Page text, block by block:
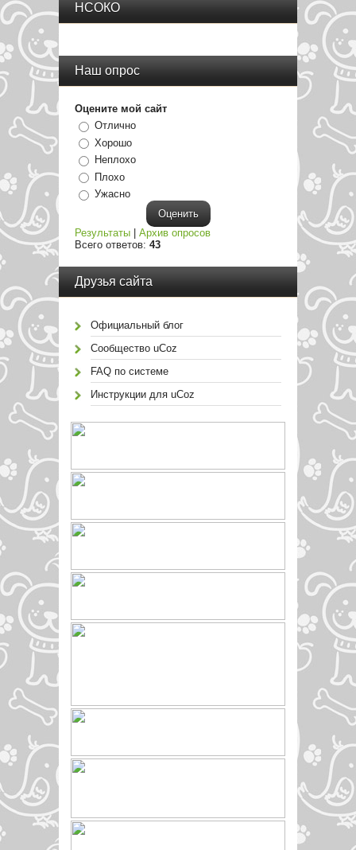
НСОКО
Наш опрос
Оцените мой сайт
Отлично
Хорошо
Неплохо
Плохо
Ужасно
Результаты
Архив опросов
Всего ответов: 43
Друзья сайта
Официальный блог
Сообщество uCoz
FAQ по системе
Инструкции для uCoz